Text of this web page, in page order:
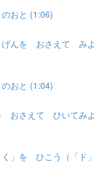
おと (1:06)
げんを おさえて みよ
おと (1:04)
おさえて ひいてみよ
」を ひこう（「ド」